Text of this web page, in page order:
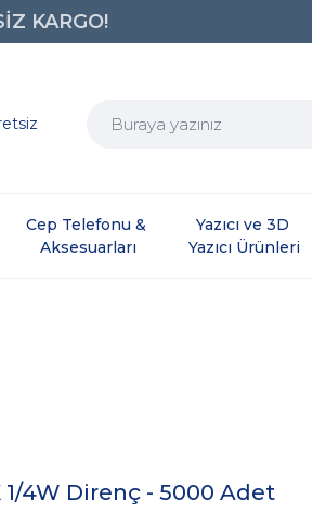
Cep Telefonu &
Aksesuarları
Yazıcı ve 3D
Yazıcı Ürünleri
1/4W Direnç - 5000 Adet